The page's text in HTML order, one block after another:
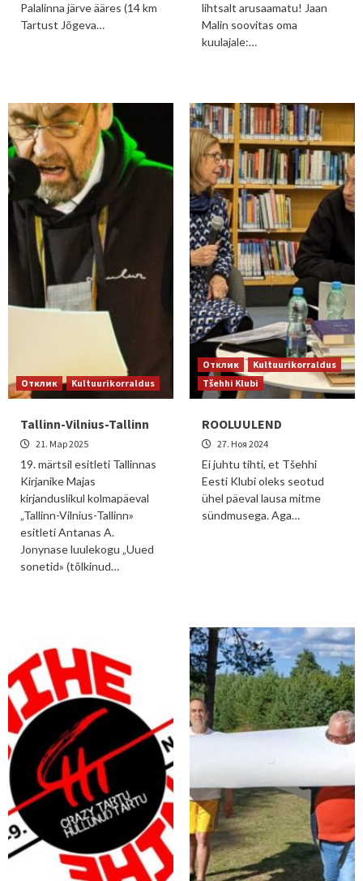
Palalinna järve ääres (14 km
Tartust Jõgeva…
lihtsalt arusaamatu! Jaan
Malin soovitas oma
kuulajale:…
Отклик Kultuurikorraldus
Tallinn-Vilnius-Tallinn
21. Мар 2025
19. märtsil esitleti Tallinnas
Kirjanike Majas
kirjanduslikul kolmapäeval
„Tallinn-Vilnius-Tallinn»
esitleti Antanas A.
Jonynase luulekogu „Uued
sonetid» (tõlkinud…
Отклик
Kultuurikorraldus
Tšehhi Klubi
ROOLUULEND
27. Ноя 2024
Ei juhtu tihti, et Tšehhi
Eesti Klubi oleks seotud
ühel päeval lausa mitme
sündmusega. Aga…